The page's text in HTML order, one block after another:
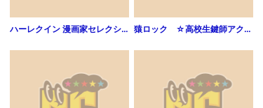
ハーレクイン 漫画家セレクション vol.8 猿ロック ☆高校生鍵師アクション☆（2）